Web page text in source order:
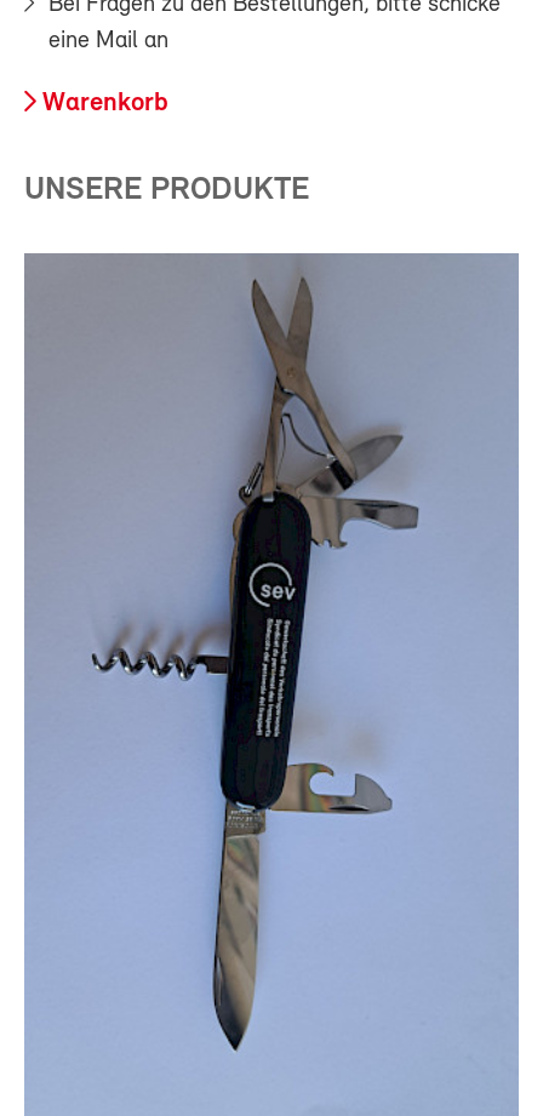
Bei Fragen zu den Bestellungen, bitte schicke
eine Mail an
Warenkorb
UNSERE PRODUKTE